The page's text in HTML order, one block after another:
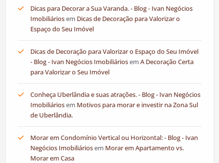
Dicas para Decorar a Sua Varanda. - Blog - Ivan Negócios
Imobiliáriosem Dicas de Decoração para Valorizar o
Espaço do Seu Imóvel
Dicas de Decoração para Valorizar o Espaço do Seu Imóvel
- Blog - Ivan Negócios ImobiliáriosemA Decoração Certa
para Valorizar o Seu Imóvel
Conheça Uberlândia e suas atrações. - Blog - Ivan Negócios
Imobiliáriosem Motivos para morar e investir na Zona Sul
de Uberlândia.
Morar em Condomínio Vertical ou Horizontal: - Blog - Ivan
Negócios Imobiliáriosem Morar em Apartamento vs.
Morar em Casa